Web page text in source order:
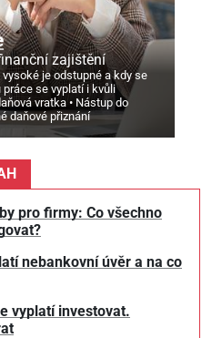
zajištění
je odstupné a kdy se
práce se vyplatí i kvůli
vratka
Nástup do
daňové přiznání
pro firmy: Co všechno
nebankovní úvěr a na co
vyplatí investovat.